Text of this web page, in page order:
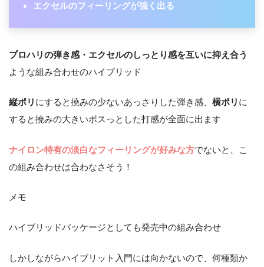
エクセルのフィーリングが強く出る
プロハリの弾き感・エクセルのしっとり感を互いに抑え合う
ような組み合わせのハイブリッド
縦ポリ にすると撓みの少ないあっさりした弾き感、 横ポリ に
すると撓みの大きいボスっとした打感が全面に出ます
ナイロン特有の淡白なフィーリングが好みな方でないと、こ
の組み合わせは合わなさそう！
メモ
ハイブリッドパッケージとしても発売中の組み合わせ
しかしながらハイブリット入門には向かないので、何種類か